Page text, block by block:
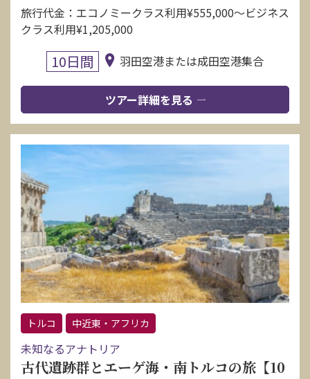
旅行代金：エコノミークラス利用¥555,000〜ビジネス
クラス利用¥1,205,000
10日間 羽田空港または成田空港集合
ツアー詳細を見る
トルコ 中近東・アフリカ
未知なるアナトリア
古代遺跡群とエーゲ海・南トルコの旅【10